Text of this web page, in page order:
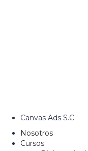
Canvas Ads S.C
Nosotros
Cursos